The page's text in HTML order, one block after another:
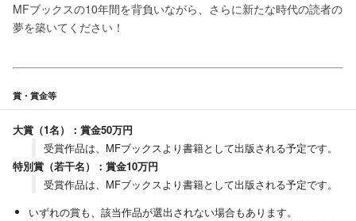
MFブックスの10年間を背負いながら、さらに新たな時代の読者の
夢を築いてください！
賞・賞金等
大賞（1名）：賞金50万円
受賞作品は、MFブックスより書籍として出版される予定です。
特別賞（若干名）：賞金10万円
受賞作品は、MFブックスより書籍として出版される予定です。
いずれの賞も、該当作品が選出されない場合もあります。